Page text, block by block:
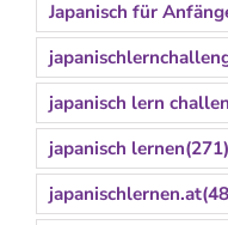
Japanisch für
japanisch lern
japanisch lernen(271)
japanischlernen.at